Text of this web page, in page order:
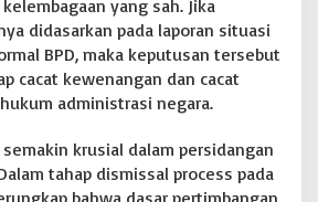
yang sah. Jika
didasarkan pada laporan situasi
BPD, maka keputusan tersebut
cacat kewenangan dan cacat
administrasi negara.
krusial dalam persidangan
tahap dismissal process pada